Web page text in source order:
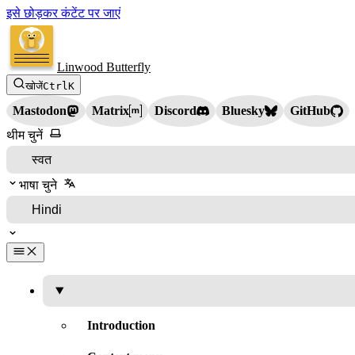
इसे छोड़कर कंटेंट पर जाएं
Linwood Butterfly
खोजेंCtrlK
Mastodon Matrix Discord Bluesky
GitHub
थीम चुनें
भाषा चुने
Introduction